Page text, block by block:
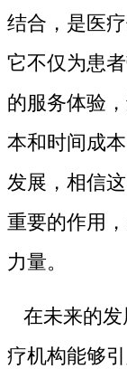
结合，是医
它不仅为患
的服务体验
本和时间成
发展，相信
重要的作用
力量。
在未来的发
疗机构能够